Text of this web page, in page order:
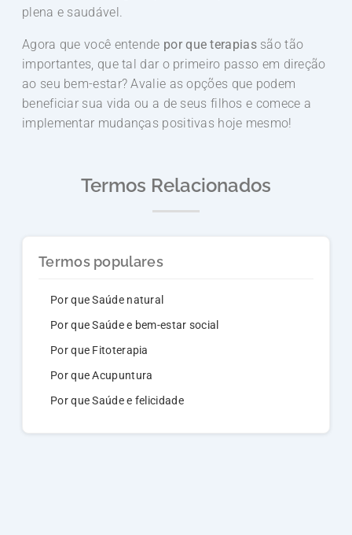
plena e saudável.
Agora que você entende por que terapiassão tão
importantes, que tal dar o primeiro passo em direção
ao seu bem-estar? Avalie as opções que podem
beneficiar sua vida ou a de seus filhos e comece a
implementar mudanças positivas hoje mesmo!
Termos Relacionados
Termos populares
Por que Saúde natural
Por que Saúde e bem-estar social
Por que Fitoterapia
Por que Acupuntura
Por que Saúde e felicidade